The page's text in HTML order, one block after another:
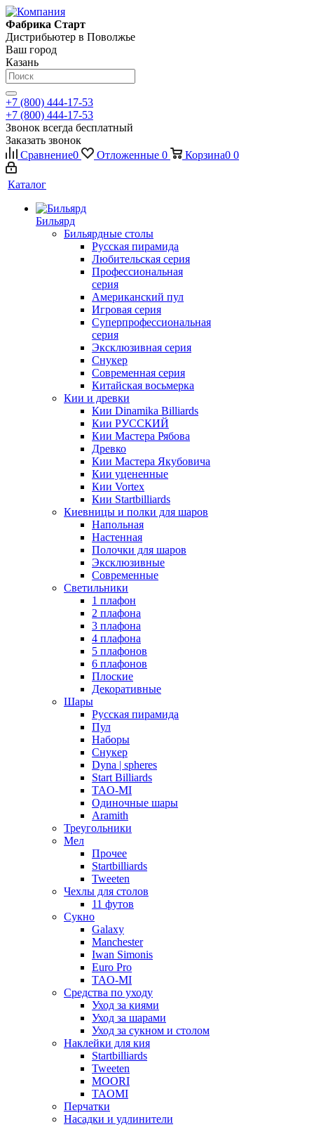
Фабрика Старт
Дистрибьютер в Поволжье
Ваш город
Казань
+7 (800) 444-17-53
+7 (800) 444-17-53
Звонок всегда бесплатный
Заказать звонок
Сравнение0 Отложенные 0 Корзина0 0
Каталог
Бильярд
Бильярдные столы
Русская пирамида
Любительская серия
Профессиональная
серия
Американский пул
Игровая серия
Суперпрофессиональная
серия
Эксклюзивная серия
Снукер
Современная серия
Китайская восьмерка
Кии и древки
Кии Dinamika Billiards
Кии РУССКИЙ
Кии Мастера Рябова
Древко
Кии Мастера Якубовича
Кии уцененные
Кии Vortex
Кии Startbilliards
Киевницы и полки для шаров
Напольная
Настенная
Полочки для шаров
Эксклюзивные
Современные
Светильники
1 плафон
2 плафона
3 плафона
4 плафона
5 плафонов
6 плафонов
Плоские
Декоративные
Шары
Русская пирамида
Пул
Наборы
Снукер
Dyna | spheres
Start Billiards
TAO-MI
Одиночные шары
Aramith
Треугольники
Мел
Прочее
Startbilliards
Tweeten
Чехлы для столов
11 футов
Сукно
Galaxy
Manchester
Iwan Simonis
Euro Pro
TAO-MI
Средства по уходу
Уход за киями
Уход за шарами
Уход за сукном и столом
Наклейки для кия
Startbilliards
Tweeten
MOORI
TAOMI
Перчатки
Насадки и удлинители